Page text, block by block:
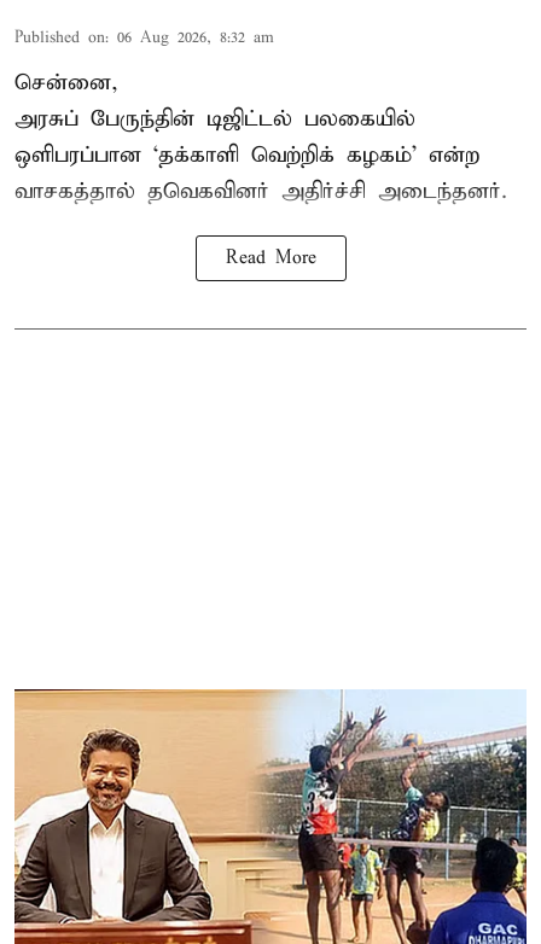
Published on: 06 Aug 2026, 8:32 am
சென்னை,
அரசுப் பேருந்தின் டிஜிட்டல் பலகையில்
ஒளிபரப்பான ‘தக்காளி வெற்றிக் கழகம்’ என்ற
வாசகத்தால் தவெகவினர் அதிர்ச்சி அடைந்தனர்.
Read More